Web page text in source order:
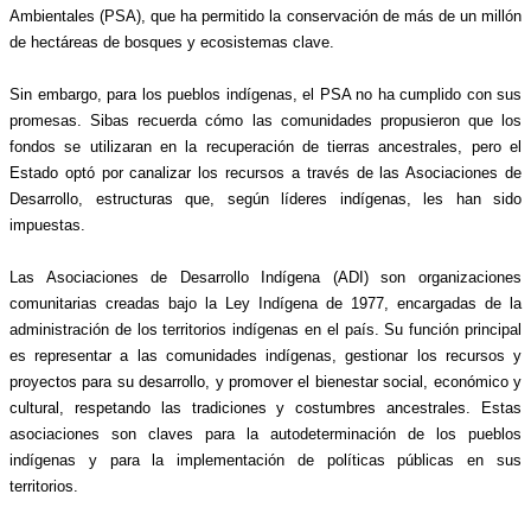
Ambientales (PSA), que ha permitido la conservación de más de un millón
de hectáreas de bosques y ecosistemas clave.
Sin embargo, para los pueblos indígenas, el PSA no ha cumplido con sus
promesas. Sibas recuerda cómo las comunidades propusieron que los
fondos se utilizaran en la recuperación de tierras ancestrales, pero el
Estado optó por canalizar los recursos a través de las Asociaciones de
Desarrollo, estructuras que, según líderes indígenas, les han sido
impuestas.
Las Asociaciones de Desarrollo Indígena (ADI) son organizaciones
comunitarias creadas bajo la Ley Indígena de 1977, encargadas de la
administración de los territorios indígenas en el país. Su función principal
es representar a las comunidades indígenas, gestionar los recursos y
proyectos para su desarrollo, y promover el bienestar social, económico y
cultural, respetando las tradiciones y costumbres ancestrales. Estas
asociaciones son claves para la autodeterminación de los pueblos
indígenas y para la implementación de políticas públicas en sus
territorios.